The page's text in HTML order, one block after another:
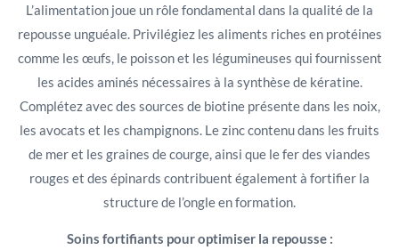
L’alimentation joue un rôle fondamental dans la qualité de la
repousse unguéale. Privilégiez les aliments riches en protéines
comme les œufs, le poisson et les légumineuses qui fournissent
les acides aminés nécessaires à la synthèse de kératine.
Complétez avec des sources de biotine présente dans les noix,
les avocats et les champignons. Le zinc contenu dans les fruits
de mer et les graines de courge, ainsi que le fer des viandes
rouges et des épinards contribuent également à fortifier la
structure de l’ongle en formation.
Soins fortifiants pour optimiser la repousse :